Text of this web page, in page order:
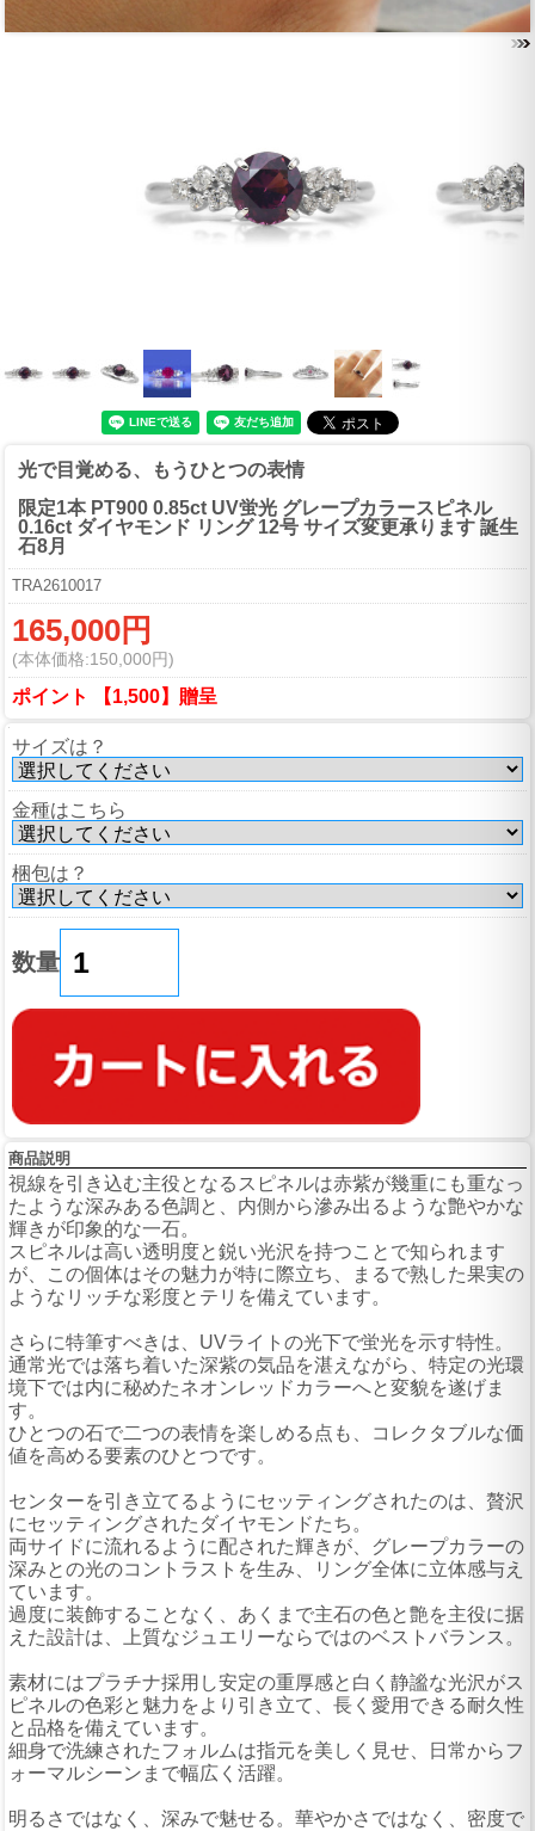
光で目覚める、もうひとつの表情
限定1本 PT900 0.85ct UV蛍光 グレープカラースピネル
0.16ct ダイヤモンド リング 12号 サイズ変更承ります 誕生
石8月
TRA2610017
165,000円
(本体価格:150,000円)
ポイント 【1,500】贈呈
サイズは？
金種はこちら
梱包は？
数量
商品説明
視線を引き込む主役となるスピネルは赤紫が幾重にも重なっ
たような深みある色調と、内側から滲み出るような艶やかな
輝きが印象的な一石。
スピネルは高い透明度と鋭い光沢を持つことで知られます
が、この個体はその魅力が特に際立ち、まるで熟した果実の
ようなリッチな彩度とテリを備えています。
さらに特筆すべきは、UVライトの光下で蛍光を示す特性。
通常光では落ち着いた深紫の気品を湛えながら、特定の光環
境下では内に秘めたネオンレッドカラーへと変貌を遂げま
す。
ひとつの石で二つの表情を楽しめる点も、コレクタブルな価
値を高める要素のひとつです。
センターを引き立てるようにセッティングされたのは、贅沢
にセッティングされたダイヤモンドたち。
両サイドに流れるように配された輝きが、グレープカラーの
深みとの光のコントラストを生み、リング全体に立体感与え
ています。
過度に装飾することなく、あくまで主石の色と艶を主役に据
えた設計は、上質なジュエリーならではのベストバランス。
素材にはプラチナ採用し安定の重厚感と白く静謐な光沢がス
ピネルの色彩と魅力をより引き立て、長く愛用できる耐久性
と品格を備えています。
細身で洗練されたフォルムは指元を美しく見せ、日常からフ
ォーマルシーンまで幅広く活躍。
明るさではなく、深みで魅せる。華やかさではなく、密度で